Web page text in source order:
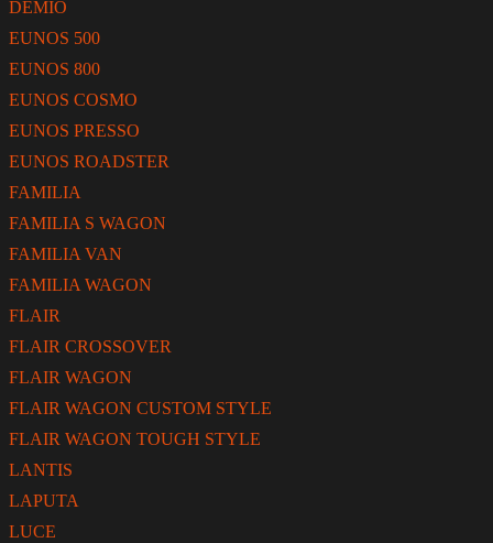
DEMIO
EUNOS 500
EUNOS 800
EUNOS COSMO
EUNOS PRESSO
EUNOS ROADSTER
FAMILIA
FAMILIA S WAGON
FAMILIA VAN
FAMILIA WAGON
FLAIR
FLAIR CROSSOVER
FLAIR WAGON
FLAIR WAGON CUSTOM STYLE
FLAIR WAGON TOUGH STYLE
LANTIS
LAPUTA
LUCE